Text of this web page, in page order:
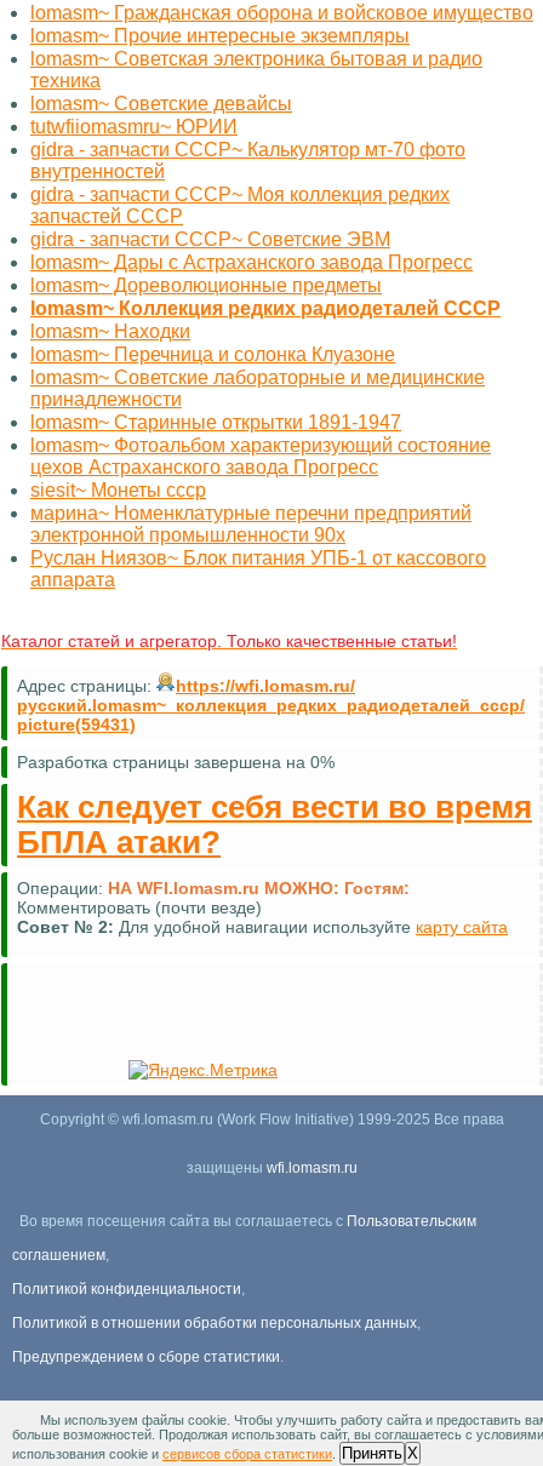
lomasm~ Гражданская оборона и войсковое имущество
lomasm~ Прочие интересные экземпляры
lomasm~ Советская электроника бытовая и радио
техника
lomasm~ Советские девайсы
tutwfiiomasmru~ ЮРИИ
gidra - запчасти СССР~ Калькулятор мт-70 фото
внутренностей
gidra - запчасти СССР~ Моя коллекция редких
запчастей СССР
gidra - запчасти СССР~ Советские ЭВМ
lomasm~ Дары с Астраханского завода Прогресс
lomasm~ Дореволюционные предметы
lomasm~ Коллекция редких радиодеталей СССР
lomasm~ Находки
lomasm~ Перечница и солонка Клуазоне
lomasm~ Советские лабораторные и медицинские
принадлежности
lomasm~ Старинные открытки 1891-1947
lomasm~ Фотоальбом характеризующий состояние
цехов Астраханского завода Прогресс
siesit~ Монеты ссср
марина~ Номенклатурные перечни предприятий
электронной промышленности 90х
Руслан Ниязов~ Блок питания УПБ-1 от кассового
аппарата
Каталог статей и агрегатор. Только качественные статьи!
Адрес страницы:
https://wfi.lomasm.ru/
русский.lomasm~_коллекция_редких_радиодеталей_ссср/
picture(59431)
Разработка страницы завершена на 0%
Как следует себя вести во время
БПЛА атаки?
Операции: НА WFI.lomasm.ru МОЖНО: Гостям:
Комментировать (почти везде)
Совет № 2: Для удобной навигации используйте карту сайта
Copyright © wfi.lomasm.ru (Work Flow Initiative) 1999-2025 Все права
защищены wfi.lomasm.ru
Во время посещения сайта вы соглашаетесь с Пользовательским
соглашением
Политикой конфиденциальности
Политикой в отношении обработки персональных данных
Предупреждением о сборе статистики
Информация Для правообладателей.
Мы используем файлы cookie. Чтобы улучшить работу сайта и предоставить
больше возможностей. Продолжая использовать сайт, вы соглашаетесь с условиями
использования cookie и сервисов сбора статистики Принять X